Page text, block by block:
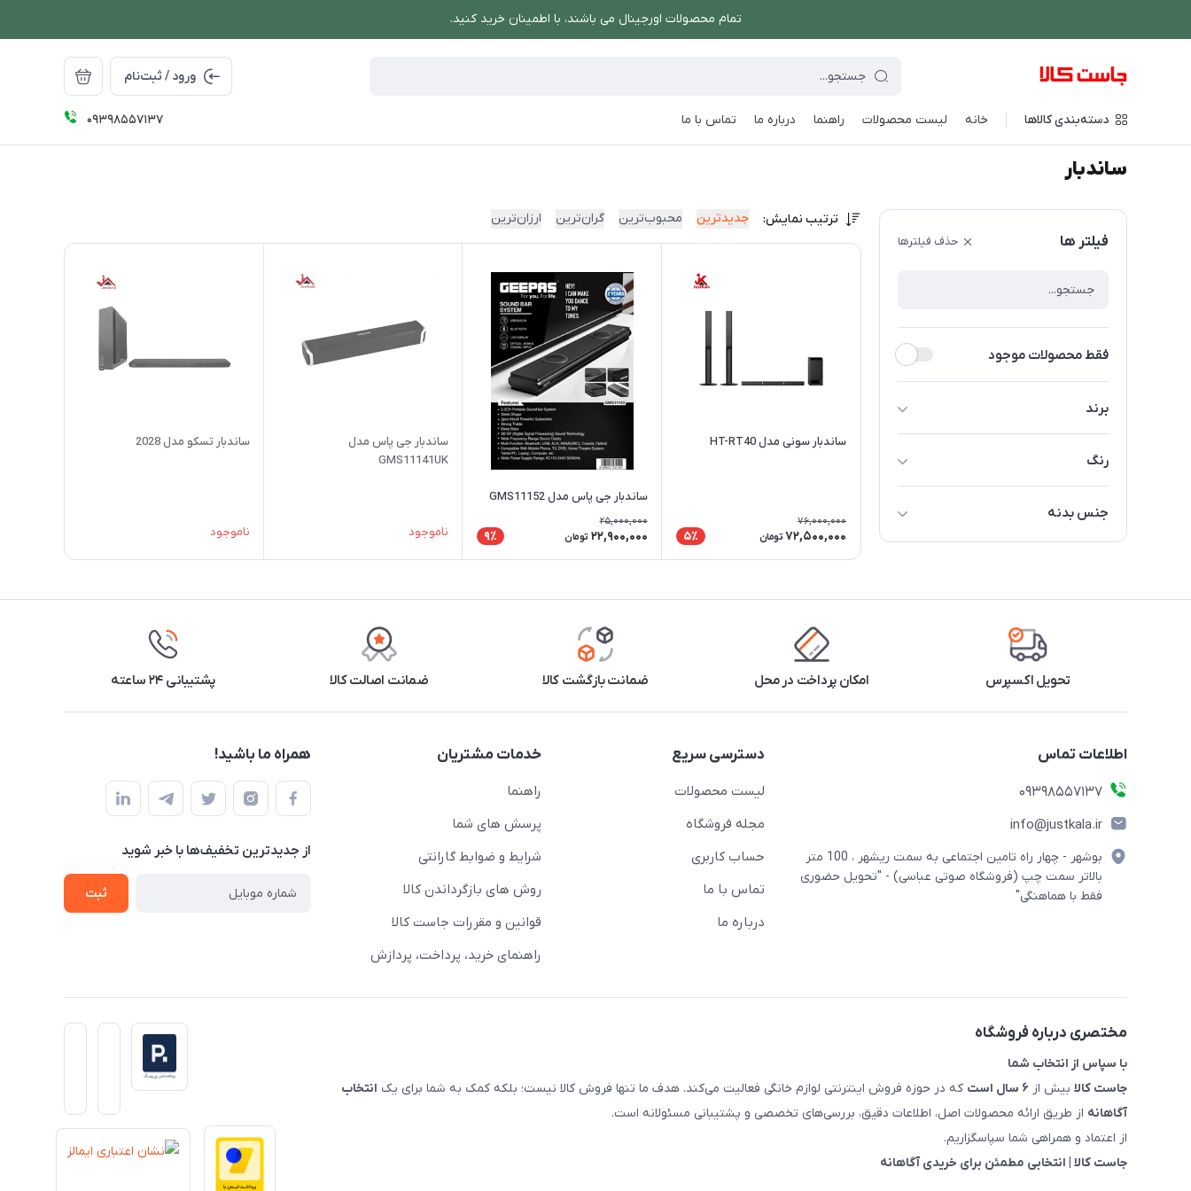
تمام محصولات اورجینال می باشند، با اطمینان خرید کنید.
ورود / ثبت‌نام
دسته‌بندی کالاها خانه لیست محصولات راهنما درباره ما تماس با ما 09398557137
فروشگاه اینترنتی جاست کالا صوتی و تصویری ساندبار
ساندبار
فیلتر ها حذف فیلترها
فقط محصولات موجود
برند
رنگ
جنس بدنه
پلاستیک
ترتیب نمایش: جدیدترین محبوب‌ترین گران‌ترین ارزان‌ترین
ساندبار سونی مدل HT-RT40
76,000,000
72,500,000 تومان 5٪
ساندبار جی پاس مدل GMS11152
25,000,000
22,900,000 تومان 9٪
ساندبار جی پاس مدل
GMS11141UK
ناموجود
ساندبار تسکو مدل 2028
ناموجود
تحویل اکسپرس امکان پرداخت در محل ضمانت بازگشت کالا ضمانت اصالت کالا پشتیبانی ۲۴ ساعته
اطلاعات تماس
09398557137
info@justkala.ir
بوشهر - چهار راه تامین اجتماعی به سمت ریشهر ، 100 متر
بالاتر سمت چپ (فروشگاه صوتی عباسی) - "تحویل حضوری
فقط با هماهنگی"
دسترسی سریع
لیست محصولات
مجله فروشگاه
حساب کاربری
تماس با ما
درباره ما
خدمات مشتریان
راهنما
پرسش های شما
شرایط و ضوابط گارانتی
روش های بازگرداندن کالا
قوانین و مقررات جاست کالا
راهنمای خرید، پرداخت، پردازش
همراه ما باشید!
از جدید‌ترین تخفیف‌ها با‌ خبر شوید
ثبت
مختصری درباره فروشگاه
با سپاس از انتخاب شما
جاست کالا بیش از ۶ سال است که در حوزه فروش اینترنتی لوازم خانگی فعالیت می‌کند. هدف ما تنها فروش کالا نیست؛ بلکه کمک به شما برای یک انتخاب
آگاهانه از طریق ارائه محصولات اصل، اطلاعات دقیق، بررسی‌های تخصصی و پشتیبانی مسئولانه است.
از اعتماد و همراهی شما سپاسگزاریم.
جاست کالا | انتخابی مطمئن برای خریدی آگاهانه